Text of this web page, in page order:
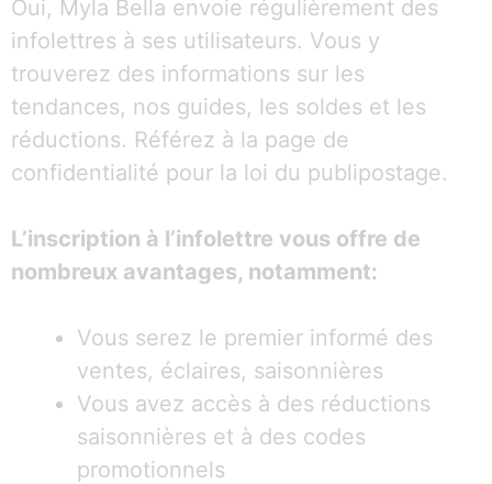
Oui, Myla Bella envoie régulièrement des
infolettres à ses utilisateurs. Vous y
trouverez des informations sur les
tendances, nos guides, les soldes et les
réductions. Référez à la page de
confidentialité pour la loi du publipostage.
L’inscription à l’infolettre vous offre de
nombreux avantages, notamment:
Vous serez le premier informé des
ventes, éclaires, saisonnières
Vous avez accès à des réductions
saisonnières et à des codes
promotionnels